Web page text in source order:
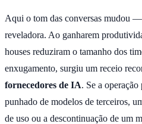
Aqui o tom das conversas mudou —
reveladora. Ao ganharem
houses reduziram o tamanho dos
enxugamento, surgiu um receio
fornecedores de IA. Se a operação
punhado de modelos de terceiros,
de uso ou a descontinuação de um